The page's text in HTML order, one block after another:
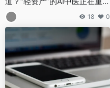
大健康
18 0